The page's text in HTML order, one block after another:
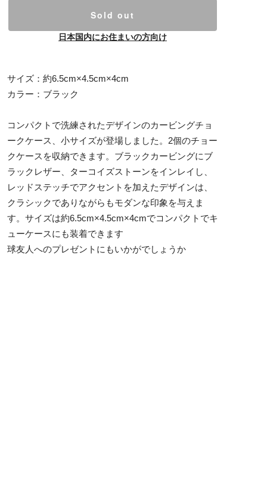
Sold out
日本国内にお住まいの方向け
サイズ：約6.5cm×4.5cm×4cm
カラー：ブラック
コンパクトで洗練されたデザインのカービングチョ
ークケース、小サイズが登場しました。2個のチョー
クケースを収納できます。ブラックカービングにブ
ラックレザー、ターコイズストーンをインレイし、
レッドステッチでアクセントを加えたデザインは、
クラシックでありながらもモダンな印象を与えま
す。サイズは約6.5cm×4.5cm×4cmでコンパクトでキ
ューケースにも装着できます
球友人へのプレゼントにもいかがでしょうか